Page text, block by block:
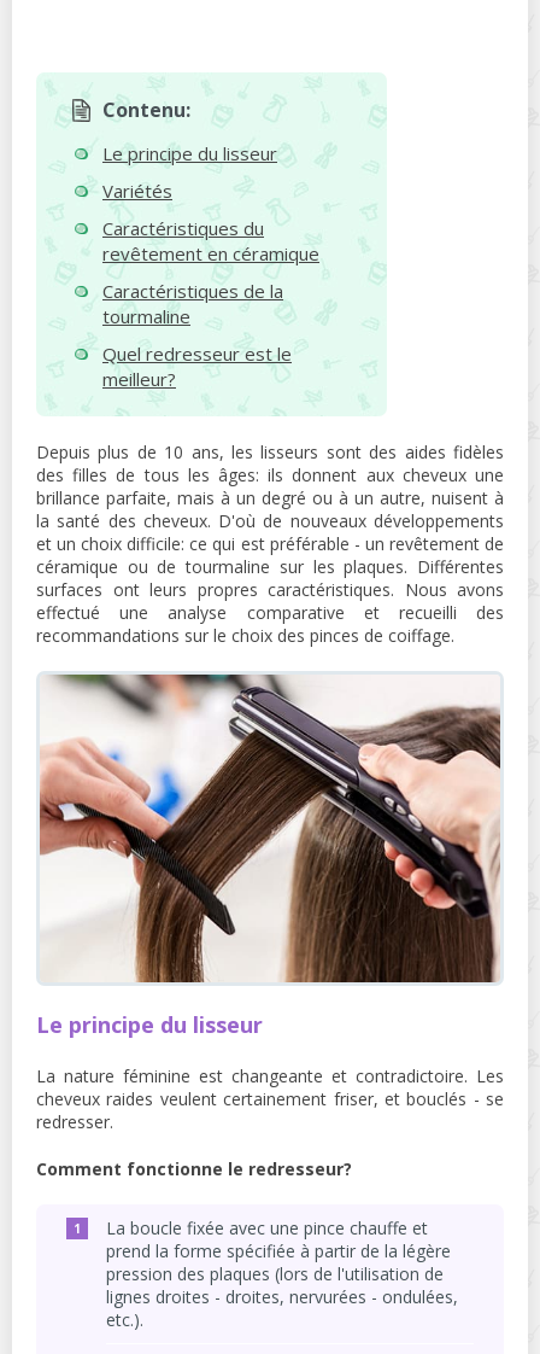
Contenu:
Le principe du lisseur
Variétés
Caractéristiques du
revêtement en céramique
Caractéristiques de la
tourmaline
Quel redresseur est le
meilleur?
Depuis plus de 10 ans, les lisseurs sont des aides fidèles
des filles de tous les âges: ils donnent aux cheveux une
brillance parfaite, mais à un degré ou à un autre, nuisent à
la santé des cheveux. D'où de nouveaux développements
et un choix difficile: ce qui est préférable - un revêtement de
céramique ou de tourmaline sur les plaques. Différentes
surfaces ont leurs propres caractéristiques. Nous avons
effectué une analyse comparative et recueilli des
recommandations sur le choix des pinces de coiffage.
Le principe du lisseur
La nature féminine est changeante et contradictoire. Les
cheveux raides veulent certainement friser, et bouclés - se
redresser.
Comment fonctionne le redresseur?
La boucle fixée avec une pince chauffe et
prend la forme spécifiée à partir de la légère
pression des plaques (lors de l'utilisation de
lignes droites - droites, nervurées - ondulées,
etc.).